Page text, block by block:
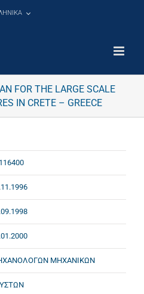
FOR THE LARGE SCALE
IN CRETE – GREECE
ΜΗΧΑΝΙΚΩΝ